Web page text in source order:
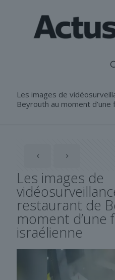
Les images de
Beyrouth au moment
Les images de
restaurant de
moment d’une
israélienne